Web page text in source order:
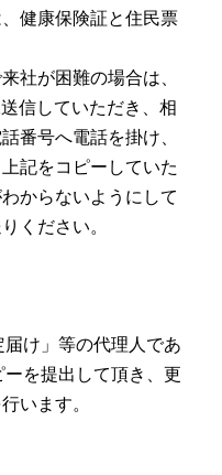
健康保険証と住民票
社が困難の場合は、
信していただき、相
番号へ電話を掛け、
記をコピーしていた
からないようにして
ください。
け」等の代理人であ
を提出して頂き、更
います。